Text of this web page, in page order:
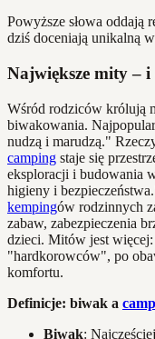
Powyższe słowa oddają
dziś doceniają unikalną
Największe mity – i
Wśród rodziców królują
biwakowania.
nudzą i marudzą."
camping staje się
eksploracji i budowania
higieny i
kempingów rodzinnych
zabaw, zabezpieczenia
dzieci. Mitów jest
"hardkorowców", po
komfortu.
Definicje: biwak a
Biwak: